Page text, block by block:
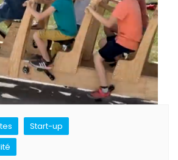
Start-up